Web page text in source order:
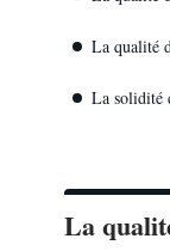
La qualité
La solidité
La